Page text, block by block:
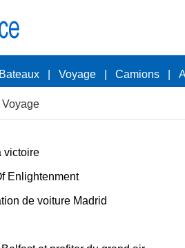
Bateaux Voyage Camions
Voyage
victoire
Enlightenment
de voiture Madrid